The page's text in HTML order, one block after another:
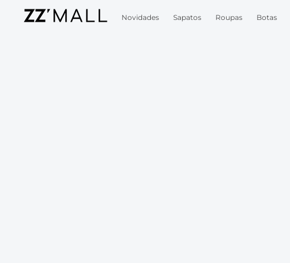
Novidades Sapatos Roupas Botas